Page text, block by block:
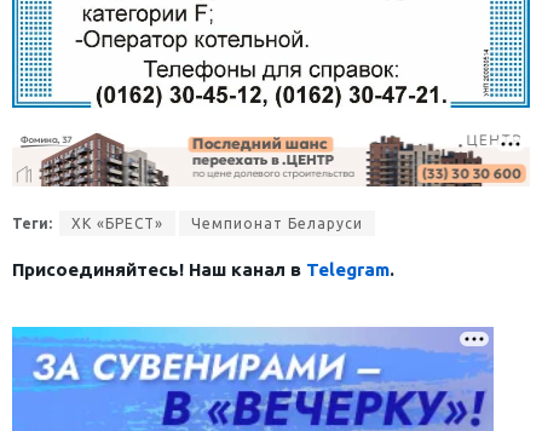
Теги: ХК «БРЕСТ» Чемпионат Беларуси
Присоединяйтесь! Наш канал в Telegram.